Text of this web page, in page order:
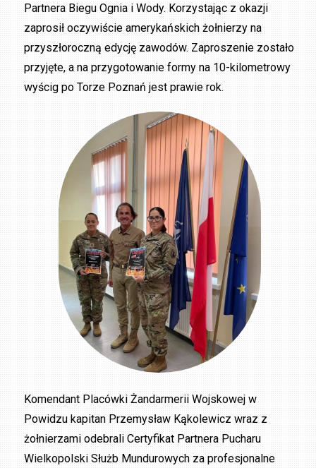
Partnera Biegu Ognia i Wody. Korzystając z okazji
zaprosił oczywiście amerykańskich żołnierzy na
przyszłoroczną edycję zawodów. Zaproszenie zostało
przyjęte, a na przygotowanie formy na 10-kilometrowy
wyścig po Torze Poznań jest prawie rok.
Komendant Placówki Żandarmerii Wojskowej w
Powidzu kapitan Przemysław Kąkolewicz wraz z
żołnierzami odebrali Certyfikat Partnera Pucharu
Wielkopolski Służb Mundurowych za profesjonalne